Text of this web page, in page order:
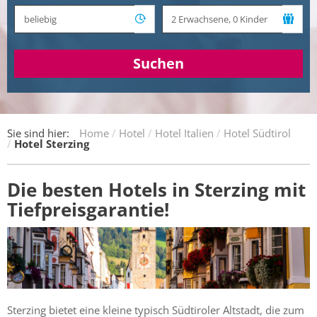
Suchen
Sie sind hier: Home Hotel Hotel Italien Hotel Südtirol
Hotel Sterzing
Die besten Hotels in Sterzing mit
Tiefpreisgarantie!
Sterzing bietet eine kleine typisch Südtiroler Altstadt, die zum